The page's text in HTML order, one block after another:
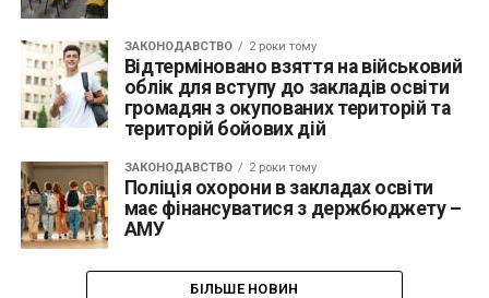
ЗАКОНОДАВСТВО 2 роки тому
Відтерміновано взяття на військовий
облік для вступу до закладів освіти
громадян з окупованих територій та
територій бойових дій
ЗАКОНОДАВСТВО 2 роки тому
Поліція охорони в закладах освіти
має фінансуватися з держбюджету –
АМУ
БІЛЬШЕ НОВИН